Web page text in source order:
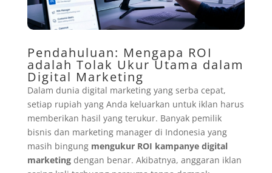
Pendahuluan: Mengapa ROI
adalah Tolak Ukur Utama dalam
Digital Marketing
Dalam dunia digital marketing yang serba cepat,
setiap rupiah yang Anda keluarkan untuk iklan harus
memberikan hasil yang terukur. Banyak pemilik
bisnis dan marketing manager di Indonesia yang
masih bingung mengukur ROI kampanye digital
marketingdengan benar. Akibatnya, anggaran iklan